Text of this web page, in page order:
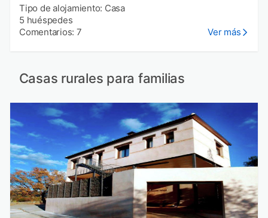
Tipo de alojamiento: Casa
5 huéspedes
Comentarios: 7
Ver más
Casas rurales para familias